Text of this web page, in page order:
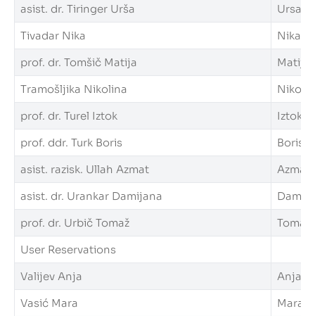
asist. dr. Tiringer Urša
Tivadar Nika
prof. dr. Tomšič Matija
Tramošljika Nikolina
prof. dr. Turel Iztok
prof. ddr. Turk Boris
asist. razisk. Ullah Azmat
asist. dr. Urankar Damijana
prof. dr. Urbič Tomaž
User Reservations
Valijev Anja
Vasić Mara